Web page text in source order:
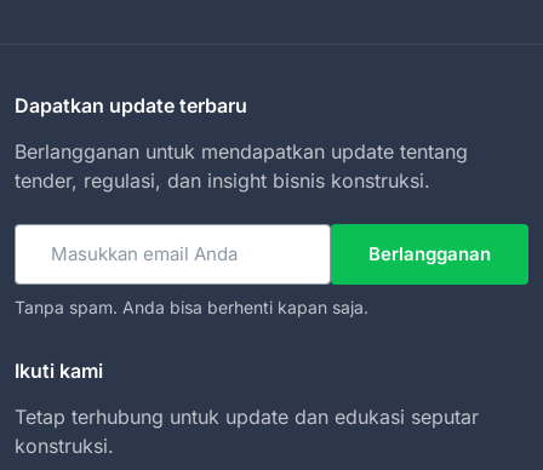
Dapatkan update terbaru
Berlangganan untuk mendapatkan update tentang
tender, regulasi, dan insight bisnis konstruksi.
Berlangganan
Tanpa spam. Anda bisa berhenti kapan saja.
Ikuti kami
Tetap terhubung untuk update dan edukasi seputar
konstruksi.